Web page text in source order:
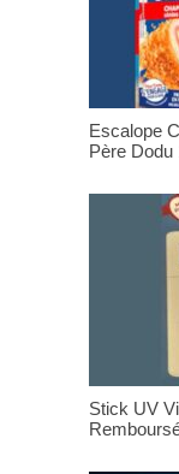
Escalope
Père
Stick UV